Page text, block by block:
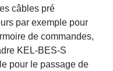
câbles pré
par exemple pour
de commandes,
KEL-BES-S
pour le passage de